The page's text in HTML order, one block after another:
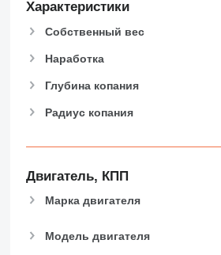
Характеристики
Собственный вес
Наработка
Глубина копания
Радиус копания
Двигатель, КПП
Марка двигателя
Модель двигателя